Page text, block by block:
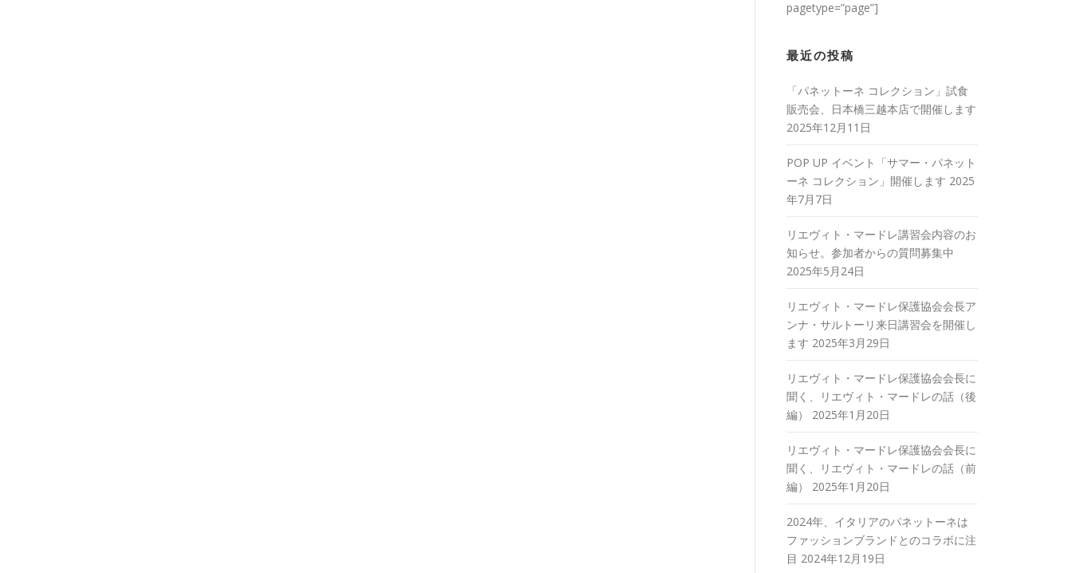
pagetype=”page”]
最近の投稿
「パネットーネ コレクション」試食
販売会、日本橋三越本店で開催します
2025年12月11日
POP UP イベント「サマー・パネット
ーネ コレクション」開催します 2025
年7月7日
リエヴィト・マードレ講習会内容のお
知らせ。参加者からの質問募集中
2025年5月24日
リエヴィト・マードレ保護協会会長ア
ンナ・サルトーリ来日講習会を開催し
ます 2025年3月29日
リエヴィト・マードレ保護協会会長に
聞く、リエヴィト・マードレの話（後
編）
2025年1月20日
リエヴィト・マードレ保護協会会長に
聞く、リエヴィト・マードレの話（前
編）
2025年1月20日
2024年、イタリアのパネットーネは
ファッションブランドとのコラボに注
目 2024年12月19日